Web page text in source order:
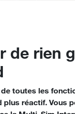
de rien
toutes les
plus réactif. Vous